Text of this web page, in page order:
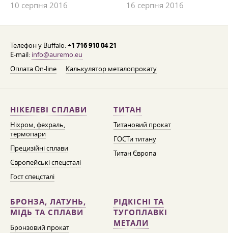
10 серпня 2016 16 серпня 2016
Телефон у Buffalo:+1 716 910 04 21
E-mail: info@auremo.eu
Оплата On-line
Калькулятор металопрокату
НІКЕЛЕВІ СПЛАВИ
Ніхром, фехраль,
термопари
Прецизійні сплави
Європейські спецсталі
Гост спецсталі
ТИТАН
Титановий прокат
ГОСТи титану
Титан Європа
БРОНЗА, ЛАТУНЬ,
МІДЬ ТА СПЛАВИ
Бронзовий прокат
РІДКІСНІ ТА
ТУГОПЛАВКІ
МЕТАЛИ